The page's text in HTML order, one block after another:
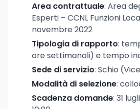
Area contrattuale: Area
Esperti – CCNL Funzioni
novembre 2022
Tipologia di rapporto:
ore settimanali) e tempo
Sede di servizio: Schio
Modalità di selezione:
Scadenza domande: 31